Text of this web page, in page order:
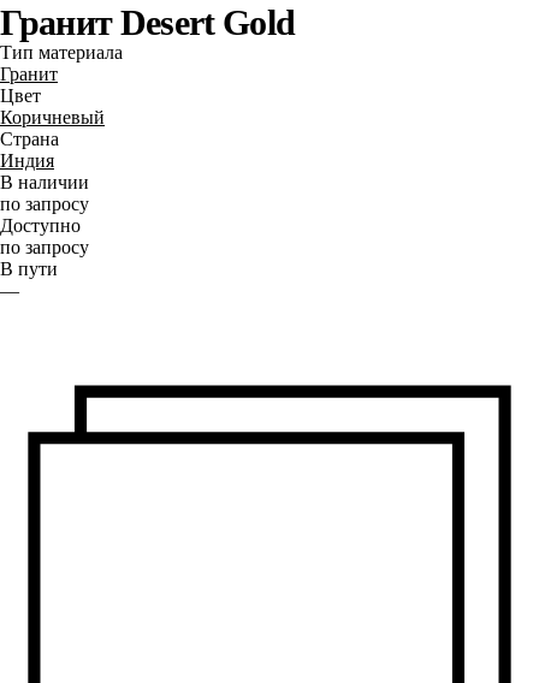
Гранит Desert Gold
Тип материала
Гранит
Цвет
Коричневый
Страна
Индия
В наличии
по запросу
Доступно
по запросу
В пути
—